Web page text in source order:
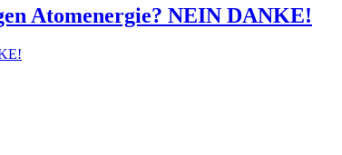
Atomenergie? NEIN DANKE!